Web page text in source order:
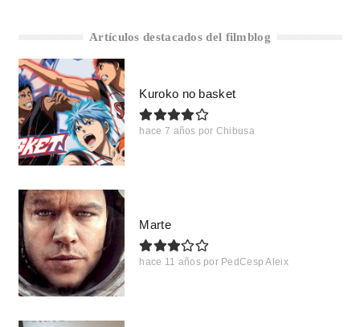
Artículos destacados del filmblog
Kuroko no basket
hace 7 años por Chibusa
Marte
hace 11 años por PedCesp Aleix